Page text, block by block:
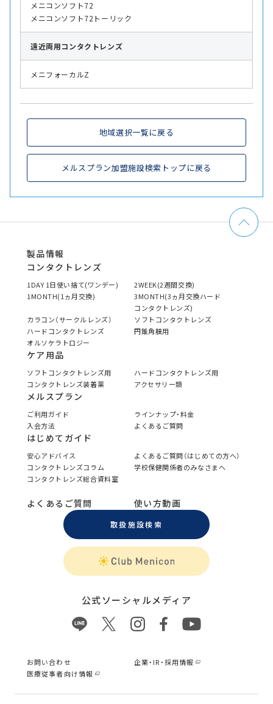
メニコンソフト72
メニコンソフト72トーリック
遠近両用コンタクトレンズ
メニフォーカルZ
地域選択一覧に戻る
メルスプラン加盟施設検索トップに戻る
製品情報
コンタクトレンズ
1DAY 1日使い捨て(ワンデー)
2WEEK(2週間交換)
1MONTH(1ヵ月交換)
3MONTH(3ヵ月交換ハード
コンタクトレンズ)
カラコン（サークルレンズ）
ソフトコンタクトレンズ
ハードコンタクトレンズ
円錐角膜用
オルソケラトロジー
ケア用品
ソフトコンタクトレンズ用
ハードコンタクトレンズ用
コンタクトレンズ装着薬
アクセサリー類
メルスプラン
ご利用ガイド
ラインナップ・料金
入会方法
よくあるご質問
はじめてガイド
安心アドバイス
よくあるご質問（はじめての方へ）
コンタクトレンズコラム
学校保健関係者のみなさまへ
コンタクトレンズ総合資料室
よくあるご質問 使い方動画
取扱施設検索
公式ソーシャルメディア
お問い合わせ
企業・IR・採用情報
医療従事者向け情報